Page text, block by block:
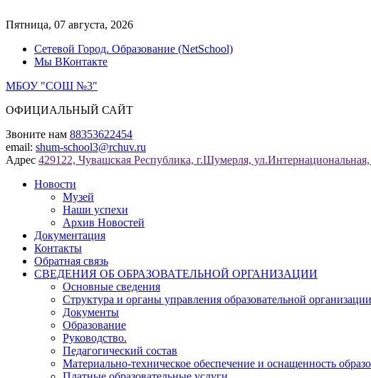
к
Пятница, 07 августа, 2026
Сетевой Город. Образование (NetSchool)
Мы ВКонтакте
МБОУ "СОШ №3"
ОФИЦИАЛЬНЫЙ САЙТ
Звоните нам 88353622454
email: shum-school3@rchuv.ru
Адрес 429122, Чувашская Республика, г.Шумерля,
Новости
Музей
Наши успехи
Архив Новостей
Документация
Контакты
Обратная связь
СВЕДЕНИЯ ОБ ОБРАЗОВАТЕЛЬНОЙ ОРГАНИЗАЦИИ
Основные сведения
Структура и органы управления образовательной организации
Документы
Образование
Руководство.
Педагогический состав
Материально-техническое обеспечение и оснащенность